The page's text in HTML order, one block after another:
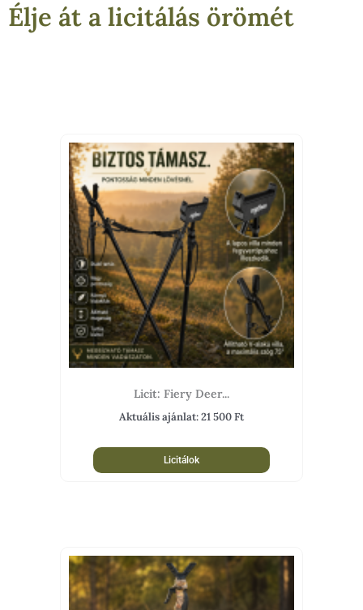
Élje át a licitálás örömét
Licit: Fiery Deer...
Aktuális ajánlat:21 500Ft
Licitálok